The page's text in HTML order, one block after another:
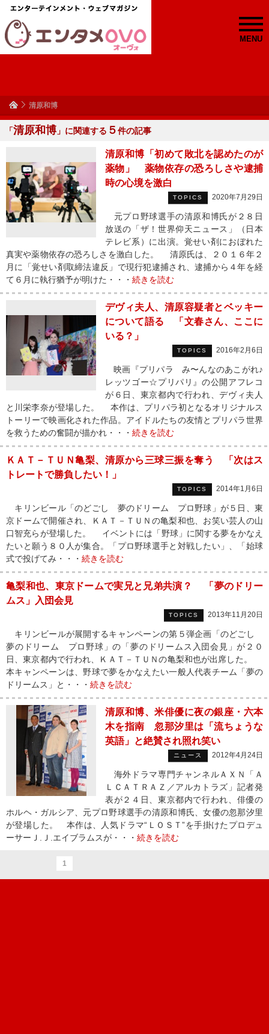
MENU
清原和博
「清原和博 」に関連する ５件の記事
清原和博「初めて敗北を認めたのが
薬物」 薬物依存の恐ろしさや逮捕
時の心境を激白
TOPICS 2020年7月29日
元プロ野球選手の清原和博氏が２８日
放送の「ザ！世界仰天ニュース」（日本
テレビ系）に出演。覚せい剤におぼれた
真実や薬物依存の恐ろしさを激白した。 清原氏は、２０１６年２
月に「覚せい剤取締法違反」で現行犯逮捕され、逮捕から４年を経
て６月に執行猶予が明けた・・・ 続きを読む
デヴィ夫人、清原容疑者とベッキー
について語る 「文春さん、ここに
いる？」
TOPICS 2016年2月6日
映画『プリパラ み〜んなのあこがれ♪
レッツゴー☆プリパリ』の公開アフレコ
が６日、東京都内で行われ、デヴィ夫人
と川栄李奈が登場した。 本作は、プリパラ初となるオリジナルス
トーリーで映画化された作品。アイドルたちの友情とプリパラ世界
を救うための奮闘が描かれ・・・ 続きを読む
ＫＡＴ－ＴＵＮ亀梨、清原から三球三振を奪う 「次はス
トレートで勝負したい！」
TOPICS 2014年1月6日
キリンビール「のどごし 夢のドリーム プロ野球」が５日、東
京ドームで開催され、ＫＡＴ－ＴＵＮの亀梨和也、お笑い芸人の山
口智充らが登場した。 イベントには「野球」に関する夢をかなえ
たいと願う８０人が集合。「プロ野球選手と対戦したい」、「始球
式で投げてみ・・・ 続きを読む
亀梨和也、東京ドームで実兄と兄弟共演？ 「夢のドリー
ムス」入団会見
TOPICS 2013年11月20日
キリンビールが展開するキャンペーンの第５弾企画「のどごし
夢のドリーム プロ野球」の「夢のドリームス入団会見」が２０
日、東京都内で行われ、ＫＡＴ－ＴＵＮの亀梨和也が出席した。
本キャンペーンは、野球で夢をかなえたい一般人代表チーム「夢の
ドリームス」と・・・ 続きを読む
清原和博、米俳優に夜の銀座・六本
木を指南 忽那汐里は「流ちょうな
英語」と絶賛され照れ笑い
ニュース 2012年4月24日
海外ドラマ専門チャンネルＡＸＮ「Ａ
ＬＣＡＴＲＡＺ／アルカトラズ」記者発
表が２４日、東京都内で行われ、俳優の
ホルヘ・ガルシア、元プロ野球選手の清原和博氏、女優の忽那汐里
が登場した。 本作は、人気ドラマ“ＬＯＳＴ”を手掛けたプロデュ
ーサーＪ.Ｊ.エイブラムスが・・・ 続きを読む
1